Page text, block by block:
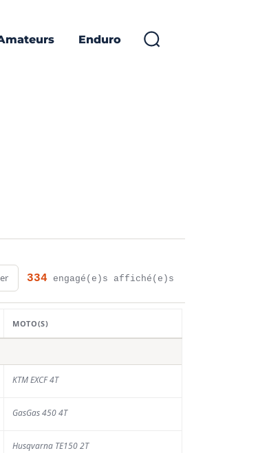
Enduro
334 engagé(e)s affiché(e)s
MOTO(S)
KTM EXCF 4T
GasGas 450 4T
Husqvarna TE150 2T